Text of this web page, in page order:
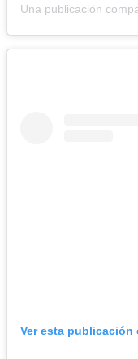
Una publicación
Ver esta publicación